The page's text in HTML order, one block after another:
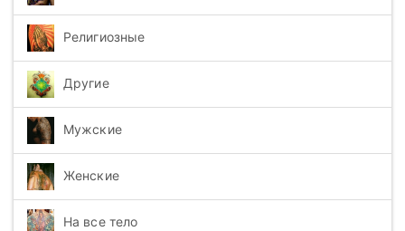
Религиозные
Другие
Мужские
Женские
На все тело